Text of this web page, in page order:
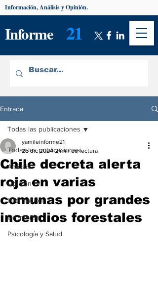
Informe 21
Información, Análisis y Opinión.
Entrada
Todas las publicaciones
Análisis
Opinión
Información
De interés
Psicología y Salud
Todas las publicaciones
Chile decreta alerta
roja en varias
comunas por grandes
incendios forestales
yamileinforme21
26 dic 2024 2 min de lectura